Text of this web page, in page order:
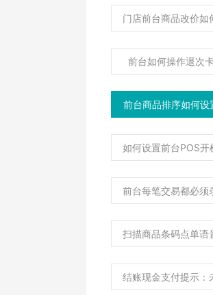
前台如何操作退次
前台商品排序如何设